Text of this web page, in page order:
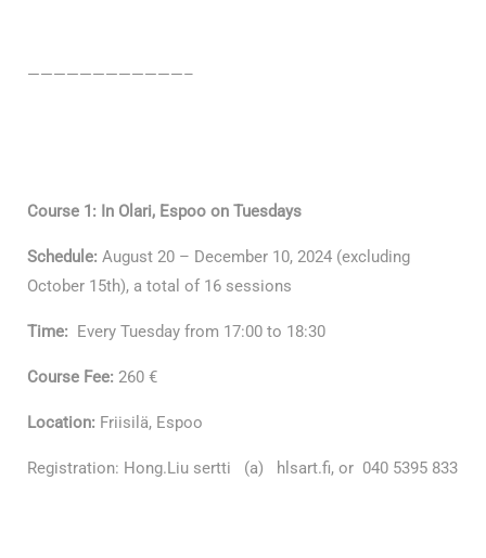
————————————–
Course 1: In Olari, Espoo on Tuesdays
Schedule: August 20 – December 10, 2024 (excluding
October 15th), a total of 16 sessions
Time: Every Tuesday from 17:00 to 18:30
Course Fee: 260 €
Location: Friisilä, Espoo
Registration: Hong.Liu sertti (a) hlsart.fi, or 040 5395 833